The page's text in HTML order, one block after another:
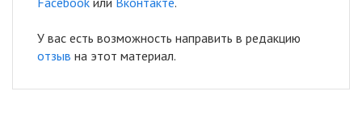
У вас есть возможность направить в редакцию
отзыв на этот материал.